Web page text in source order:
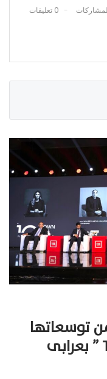
0 تعليقات
توسعاتها
بإطلاق مشروع “Town Ten ” بعرابى